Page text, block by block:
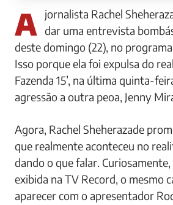
A jornalista Rachel Sheherazade, 50, promete dar uma entrevista
deste domingo (22), no programa
Isso porque ela foi expulsa do
Fazenda 15’, na última quinta-
agressão a outra peoa, Jenny
Agora, Rachel Sheherazade
que realmente aconteceu no
dando o que falar. Curiosamente,
exibida na TV Record, o mesmo
aparecer com o apresentador